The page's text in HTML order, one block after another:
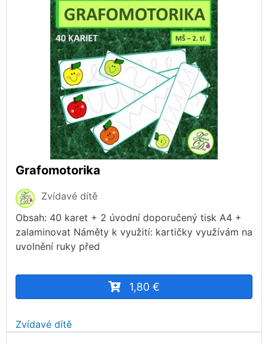
Grafomotorika
Zvídavé dítě
Obsah: 40 karet + 2 úvodní doporučený tisk A4 +
zalaminovat Náměty k využití: kartičky využívám na
uvolnění ruky před
1,80 €
Zvídavé dítě